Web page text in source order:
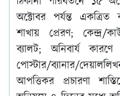
অক্টোবর পর্যন্ত একত্রিত
শাখায় প্রেরণ; কেন্দ্র/
ব্যালট; অনিবার্য
পোস্টার/ব্যানার/
আপত্তিকর প্রচারণা